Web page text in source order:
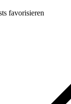
favorisieren